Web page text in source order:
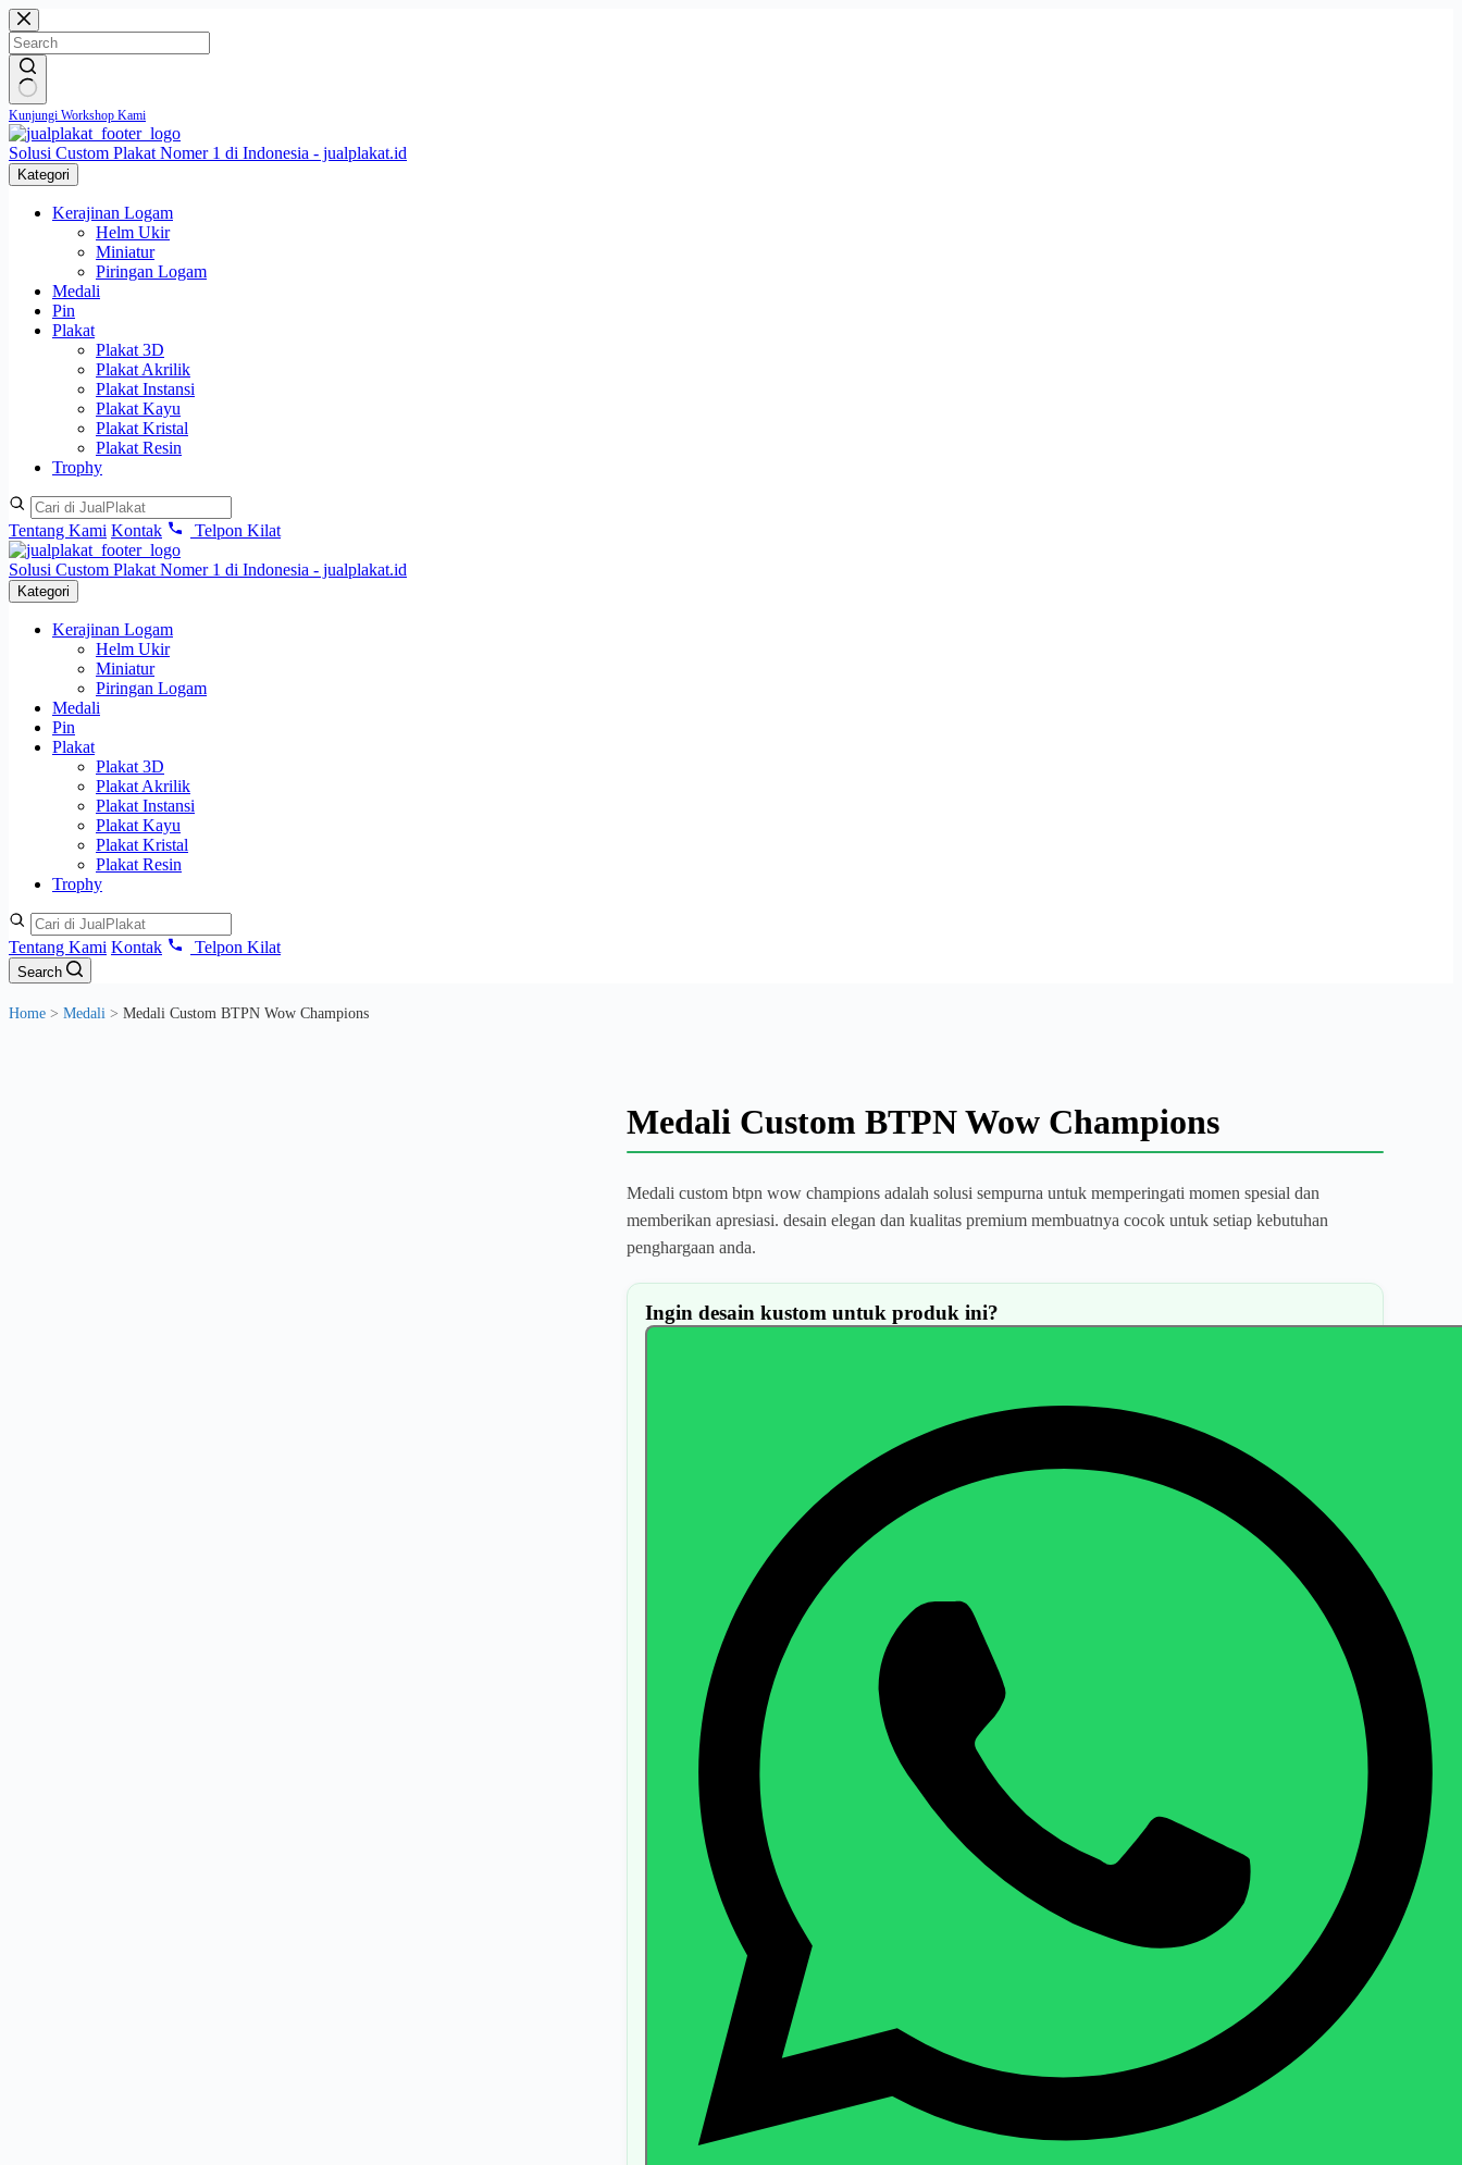
Skip
to
content
No
results
Kunjungi Workshop Kami
Solusi Custom Plakat Nomer 1 di Indonesia - jualplakat.id
Kategori
Kerajinan Logam
Helm Ukir
Miniatur
Piringan Logam
Medali
Pin
Plakat
Plakat 3D
Plakat Akrilik
Plakat Instansi
Plakat Kayu
Plakat Kristal
Plakat Resin
Trophy
Tentang Kami Kontak Telpon Kilat
Solusi Custom Plakat Nomer 1 di Indonesia - jualplakat.id
Kategori
Kerajinan Logam
Helm Ukir
Miniatur
Piringan Logam
Medali
Pin
Plakat
Plakat 3D
Plakat Akrilik
Plakat Instansi
Plakat Kayu
Plakat Kristal
Plakat Resin
Trophy
Tentang Kami Kontak Telpon Kilat
Search
Home > Medali > Medali Custom BTPN Wow Champions
Medali Custom BTPN Wow Champions
Medali custom btpn wow champions adalah solusi sempurna untuk memperingati momen spesial dan
memberikan apresiasi. desain elegan dan kualitas premium membuatnya cocok untuk setiap kebutuhan
penghargaan anda.
Ingin desain kustom untuk produk ini?